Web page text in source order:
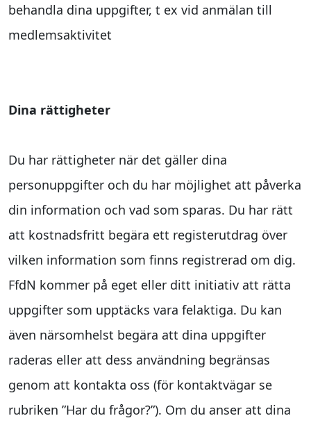
behandla dina uppgifter, t ex vid anmälan till
medlemsaktivitet
Dina rättigheter
Du har rättigheter när det gäller dina
personuppgifter och du har möjlighet att påverka
din information och vad som sparas. Du har rätt
att kostnadsfritt begära ett registerutdrag över
vilken information som finns registrerad om dig.
FfdN kommer på eget eller ditt initiativ att rätta
uppgifter som upptäcks vara felaktiga. Du kan
även närsomhelst begära att dina uppgifter
raderas eller att dess användning begränsas
genom att kontakta oss (för kontaktvägar se
rubriken ”Har du frågor?”). Om du anser att dina